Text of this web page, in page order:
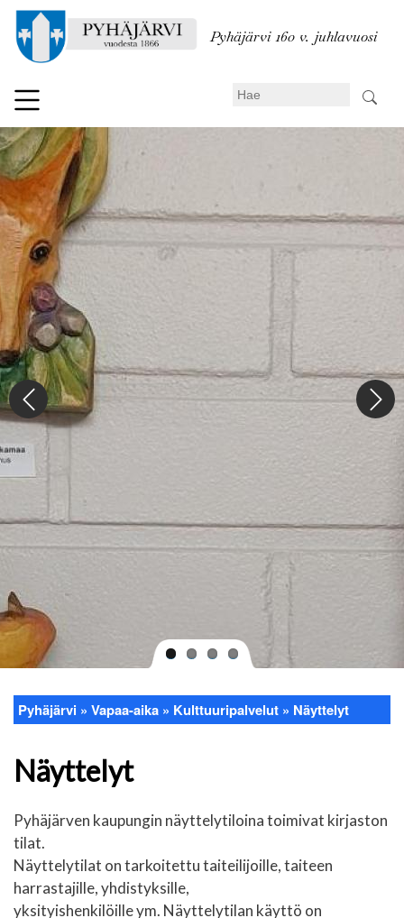
pääsisältöön
Pyhäjärvi 160 v. juhlavuosi
Search
Murupolku
Pyhäjärvi Vapaa-aika Kulttuuripalvelut Näyttelyt
Näyttelyt
Pyhäjärven kaupungin näyttelytiloinatoimivat kirjaston
tilat.
Näyttelytilat on tarkoitettu taiteilijoille, taiteen
harrastajille, yhdistyksille,
yksityishenkilöille ym. Näyttelytilan käyttö on